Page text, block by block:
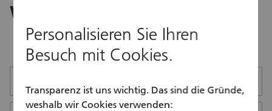
Was ist Ihr Anliegen?
Kontaktformular
Betreff
Personalisieren Sie Ihren
Besuch mit Cookies.
Transparenz ist uns wichtig. Das sind die Gründe,
weshalb wir Cookies verwenden: